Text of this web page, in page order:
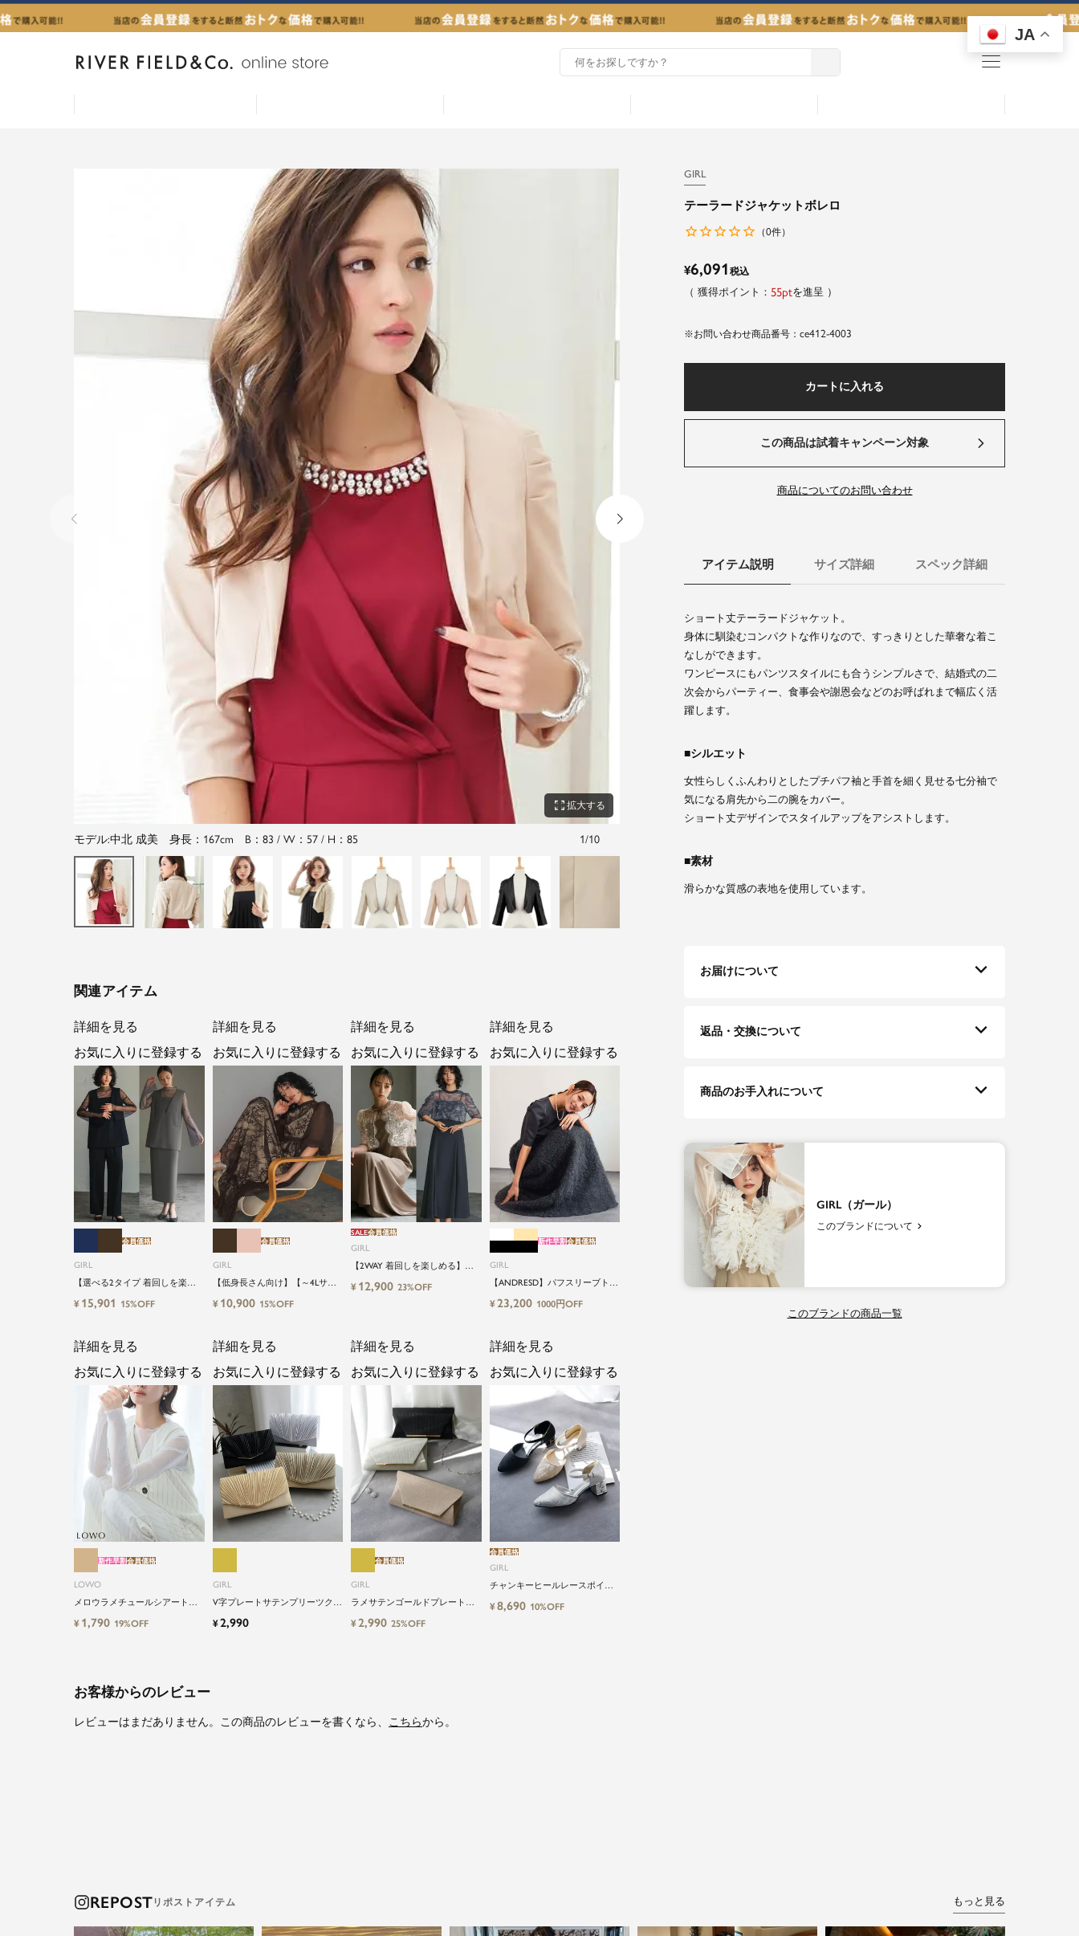
JA
menu
zoom_out_map 拡大する
モデル:中北 成美 身長：167cm B：83 / W：57 / H：85 1/10
関連アイテム
GIRL
【選べる2タイプ 着回しを楽し
める】【低身長さん向け】【～
4Lサイズ】レイヤード風ドッキ
グ丈結婚式ワンピースパンツド
レスパーティードレス
会員価格
¥ 15,901 15%OFF
詳細を見る
お気に入りに登録する
GIRL
【低身長さん向け】【～4Lサイ
ズ】総レースハイネックバルー
ンスリーブロング丈結婚式ワン
会員価格
¥ 10,900 15%OFF
詳細を見る
お気に入りに登録する
GIRL
【2WAY 着回しを楽しめる】
【低身長さん向け】【～4Lサイ
ズ】レースブラウス&マーメイド
SALE会員価格
¥ 12,900 23%OFF
詳細を見る
お気に入りに登録する
GIRL
【ANDRESD】パフスリーブトッ
プス＆ボリュームスカートセッ
トアップパーティードレス
新作早割会員価格
¥23,200 1000円OFF
詳細を見る
お気に入りに登録する
LOWO
メロウラメチュールシアートッ
プス
新作早割会員価格
¥ 1,790 19%OFF
詳細を見る
お気に入りに登録する
GIRL
V字プレートサテンプリーツクラ
ッチパーティーバッグ
¥2,990
詳細を見る
お気に入りに登録する
GIRL
ラメサテンゴールドプレートフ
ラップ2wayパーティーバッグ
会員価格
¥2,990 25%OFF
詳細を見る
お気に入りに登録する
GIRL
チャンキーヒールレースポイン
テッドトゥ結婚式パーティーパ
ンプス
会員価格
¥8,690 10%OFF
詳細を見る
お気に入りに登録する
お客様からのレビュー
レビューはまだありません。この商品のレビューを書くなら、 こちらから。
GIRL
テーラードジャケットボレロ
（0件）
¥6,091 税込
55 を進呈
商品番号 ce412-4003
カートに入れる
この商品は試着キャンペーン対象
商品についてのお問い合わせ
アイテム説明 サイズ詳細 スペック詳細
ショート丈テーラードジャケット。
身体に馴染むコンパクトな作りなので、すっきりとした華奢な着こ
なしができます。
ワンピースにもパンツスタイルにも合うシンプルさで、結婚式の二
次会からパーティー、食事会や謝恩会などのお呼ばれまで幅広く活
躍します。
シルエット
女性らしくふんわりとしたプチパフ袖と手首を細く見せる七分袖で
気になる肩先から二の腕をカバー。
ショート丈デザインでスタイルアップをアシストします。
素材
滑らかな質感の表地を使用しています。
お届けについて
返品・交換について
商品のお手入れについて
GIRL（ガール）
このブランドについて
このブランドの商品一覧
REPOST もっと見る